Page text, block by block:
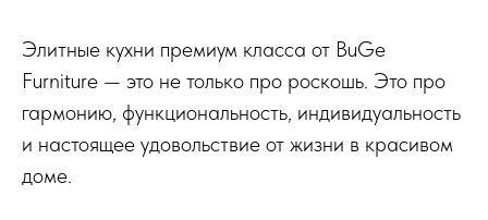
Элитные кухни премиум класса от BuGe
Furniture — это не только про роскошь. Это про
гармонию, функциональность, индивидуальность
и настоящее удовольствие от жизни в красивом
доме.